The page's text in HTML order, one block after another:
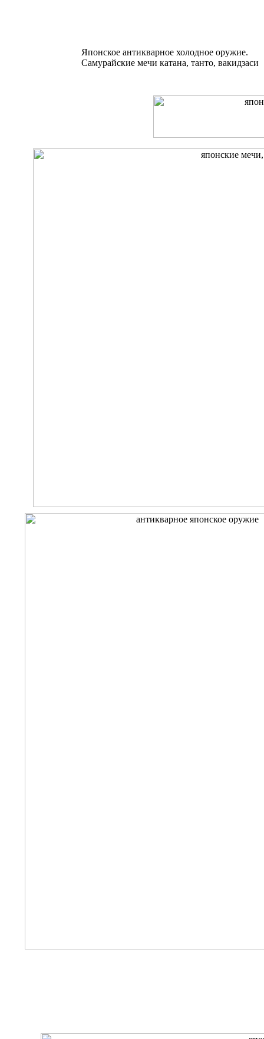
Японское антикварное холодное оружие.
Самурайские мечи катана, танто, вакидзаси